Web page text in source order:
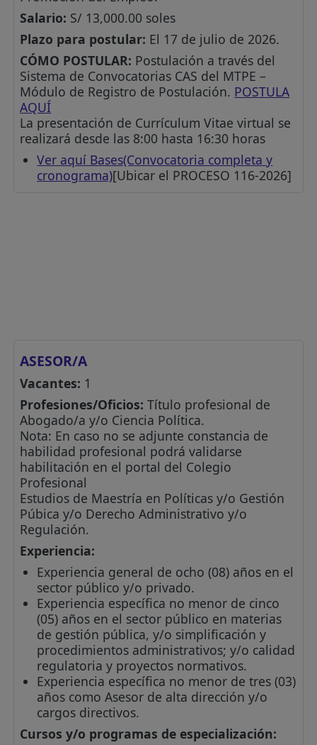
Salario: S/ 13,000.00 soles
Plazo para postular: El 17 de julio de 2026.
CÓMO POSTULAR: Postulación a través del
Sistema de Convocatorias CAS del MTPE –
Módulo de Registro de Postulación. POSTULA
AQUÍ
La presentación de Currículum Vitae virtual se
realizará desde las 8:00 hasta 16:30 horas
Ver aquí Bases(Convocatoria completa y
cronograma)[Ubicar el PROCESO 116-2026]
ASESOR/A
Vacantes: 1
Profesiones/Oficios: Título profesional de
Abogado/a y/o Ciencia Política.
Nota: En caso no se adjunte constancia de
habilidad profesional podrá validarse
habilitación en el portal del Colegio
Profesional
Estudios de Maestría en Políticas y/o Gestión
Púbica y/o Derecho Administrativo y/o
Regulación.
Experiencia:
Experiencia general de ocho (08) años en el
sector público y/o privado.
Experiencia específica no menor de cinco
(05) años en el sector público en materias
de gestión pública, y/o simplificación y
procedimientos administrativos; y/o calidad
regulatoria y proyectos normativos.
Experiencia específica no menor de tres (03)
años como Asesor de alta dirección y/o
cargos directivos.
Cursos y/o programas de especialización: